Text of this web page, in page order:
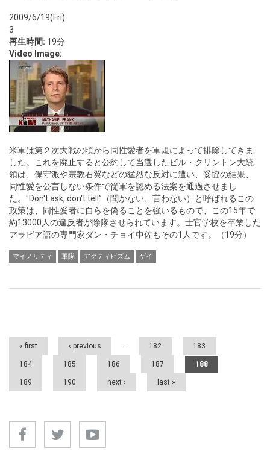
2009/6/19(Fri)
3
再生時間: 19分
Video Image:
米軍は第２次大戦の頃から同性愛者を軍規によって排除してきま
した。これを廃止すると公約して当選したビル・クリントン大統
領は、保守派や宗教右翼などの猛烈な反対に遭い、妥協の結果、
同性愛を公言しない条件で従軍を認める法案を通過させまし
た。"Don't ask, don't tell”（聞かない、言わない）と呼ばれるこの
政策は、同性愛者に自らを偽ることを強いるもので、この15年で
約13000人の違反者が除隊させられています。士官学校を卒業した
アラビア語の専門家ダン・チョイ中佐もその1人です。（19分）
マイノリティ 軍隊 アクティビズム ゲイ
Pages
« first ‹ previous … 182 183
184 185 186 187 188
189 190 next › last »